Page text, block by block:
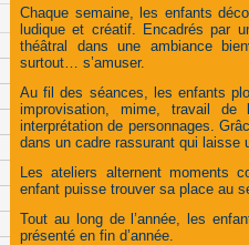
Chaque semaine, les enfants
ludique et créatif. Encadrés par
théâtral dans une ambiance
surtout… s’amuser.
Au fil des séances, les enfants
improvisation, mime, travail
interprétation de personnages.
dans un cadre rassurant qui laisse
Les ateliers alternent moments
enfant puisse trouver sa place au
Tout au long de l’année, les
présenté en fin d’année.